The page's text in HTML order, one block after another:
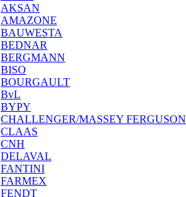
AKSAN
AMAZONE
BAUWESTA
BEDNAR
BERGMANN
BISO
BOURGAULT
BvL
BYPY
CHALLENGER/MASSEY FERGUSON
CLAAS
CNH
DELAVAL
FANTINI
FARMEX
FENDT